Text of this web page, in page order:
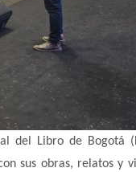
del Libro de Bogotá
sus obras, relatos y